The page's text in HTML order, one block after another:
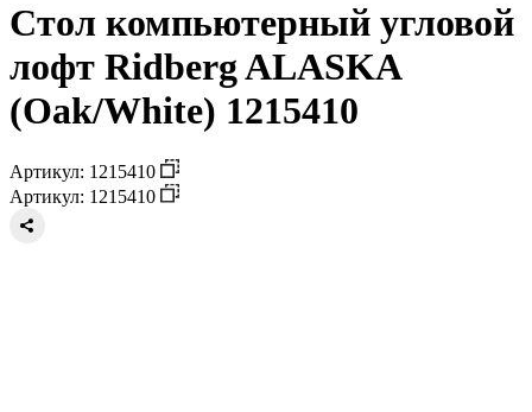
Стол компьютерный угловой
лофт Ridberg ALASKA
(Oak/White) 1215410
Артикул: 1215410
Артикул: 1215410